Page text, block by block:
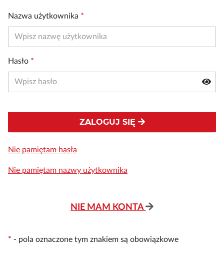
Nazwa użytkownika *
Hasło *
ZALOGUJ SIĘ
Nie pamiętam hasła
Nie pamiętam nazwy użytkownika
NIE MAM KONTA
* - pola oznaczone tym znakiem są obowiązkowe